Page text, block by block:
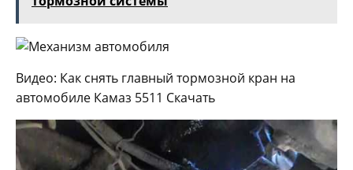
Видео: Как снять главный тормозной кран на
автомобиле Камаз 5511 Скачать